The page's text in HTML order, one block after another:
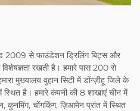
2009 से फाउंडेशन ड्रिलिंग बिट्स और
रखती है। हमारे पास 200 से
मुख्यालय वुहान सिटी में डोंग्ज़ीहू जिले के
है। हमारे कंपनी की 8 शाखाएं चीन में
कुनमिंग, चोंगकिंग, ज़िआमेन प्रांत में स्थित